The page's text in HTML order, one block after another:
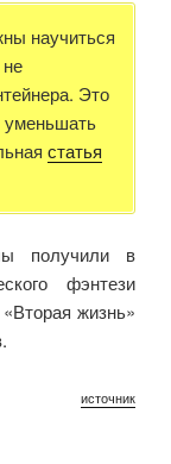
научиться
Это
уменьшать
статья
получили в
фэнтези
жизнь»
источник